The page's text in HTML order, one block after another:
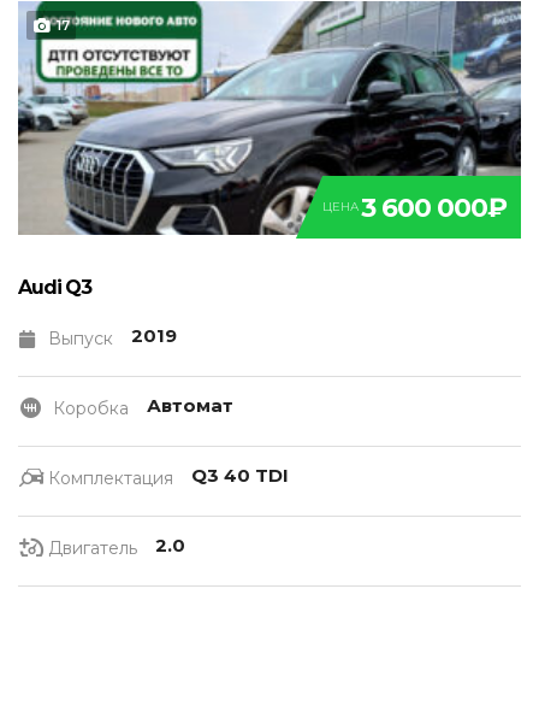
17
ЦЕНА3 600 000₽
Audi Q3
Выпуск 2019
Коробка Автомат
Комплектация Q3 40 TDI
Двигатель 2.0